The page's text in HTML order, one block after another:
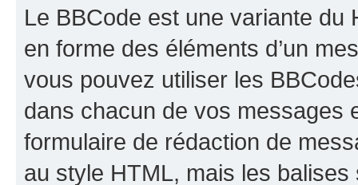
Le BBCode est une variante du
en forme des éléments d’un
vous pouvez utiliser les
dans chacun de vos messages
formulaire de rédaction de
au style HTML, mais les